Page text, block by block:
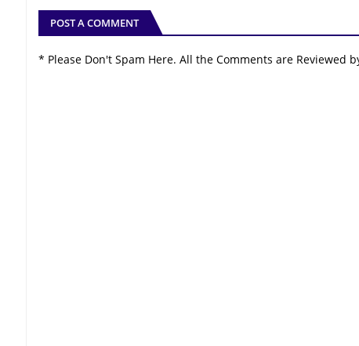
POST A COMMENT
* Please Don't Spam Here. All the Comments are Reviewed